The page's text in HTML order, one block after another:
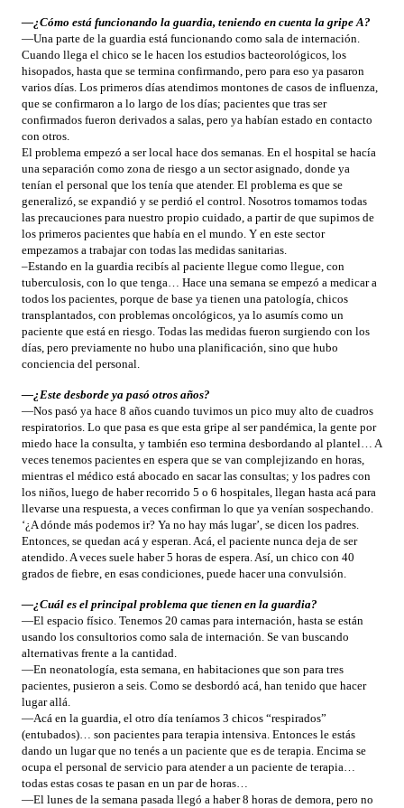
—¿Cómo está funcionando la guardia, teniendo en cuenta la gripe A?
—Una parte de la guardia está funcionando como sala de internación.
Cuando llega el chico se le hacen los estudios bacteorológicos, los
hisopados, hasta que se termina confirmando, pero para eso ya pasaron
varios días. Los primeros días atendimos montones de casos de influenza,
que se confirmaron a lo largo de los días; pacientes que tras ser
confirmados fueron derivados a salas, pero ya habían estado en contacto
con otros.
El problema empezó a ser local hace dos semanas. En el hospital se hacía
una separación como zona de riesgo a un sector asignado, donde ya
tenían el personal que los tenía que atender. El problema es que se
generalizó, se expandió y se perdió el control. Nosotros tomamos todas
las precauciones para nuestro propio cuidado, a partir de que supimos de
los primeros pacientes que había en el mundo. Y en este sector
empezamos a trabajar con todas las medidas sanitarias.
–Estando en la guardia recibís al paciente llegue como llegue, con
tuberculosis, con lo que tenga… Hace una semana se empezó a medicar a
todos los pacientes, porque de base ya tienen una patología, chicos
transplantados, con problemas oncológicos, ya lo asumís como un
paciente que está en riesgo. Todas las medidas fueron surgiendo con los
días, pero previamente no hubo una planificación, sino que hubo
conciencia del personal.
—¿Este desborde ya pasó otros años?
—Nos pasó ya hace 8 años cuando tuvimos un pico muy alto de cuadros
respiratorios. Lo que pasa es que esta gripe al ser pandémica, la gente por
miedo hace la consulta, y también eso termina desbordando al plantel… A
veces tenemos pacientes en espera que se van complejizando en horas,
mientras el médico está abocado en sacar las consultas; y los padres con
los niños, luego de haber recorrido 5 o 6 hospitales, llegan hasta acá para
llevarse una respuesta, a veces confirman lo que ya venían sospechando.
‘¿A dónde más podemos ir? Ya no hay más lugar’, se dicen los padres.
Entonces, se quedan acá y esperan. Acá, el paciente nunca deja de ser
atendido. A veces suele haber 5 horas de espera. Así, un chico con 40
grados de fiebre, en esas condiciones, puede hacer una convulsión.
—¿Cuál es el principal problema que tienen en la guardia?
—El espacio físico. Tenemos 20 camas para internación, hasta se están
usando los consultorios como sala de internación. Se van buscando
alternativas frente a la cantidad.
—En neonatología, esta semana, en habitaciones que son para tres
pacientes, pusieron a seis. Como se desbordó acá, han tenido que hacer
lugar allá.
—Acá en la guardia, el otro día teníamos 3 chicos “respirados”
(entubados)… son pacientes para terapia intensiva. Entonces le estás
dando un lugar que no tenés a un paciente que es de terapia. Encima se
ocupa el personal de servicio para atender a un paciente de terapia…
todas estas cosas te pasan en un par de horas…
—El lunes de la semana pasada llegó a haber 8 horas de demora, pero no